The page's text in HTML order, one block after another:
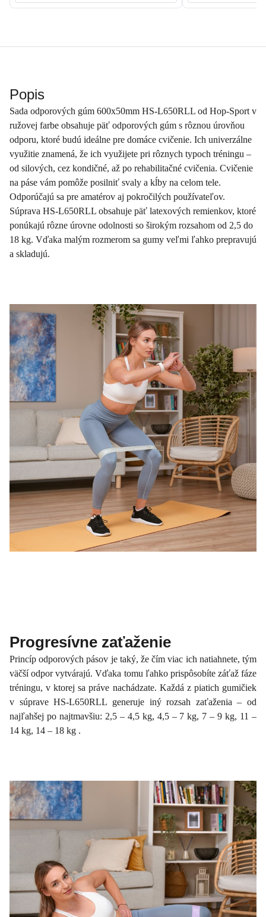
Popis
Sada odporových gúm 600x50mm HS-L650RLL od Hop-Sport v
ružovej farbe obsahuje päť odporových gúm s rôznou úrovňou
odporu, ktoré budú ideálne pre domáce cvičenie. Ich univerzálne
využitie znamená, že ich využijete pri rôznych typoch tréningu –
od silových, cez kondičné, až po rehabilitačné cvičenia. Cvičenie
na páse vám pomôže posilniť svaly a kĺby na celom tele.
Odporúčajú sa pre amatérov aj pokročilých používateľov.
Súprava HS-L650RLL obsahuje päť latexových remienkov, ktoré
ponúkajú rôzne úrovne odolnosti so širokým rozsahom od 2,5 do
18 kg. Vďaka malým rozmerom sa gumy veľmi ľahko prepravujú
a skladujú.
Progresívne zaťaženie
Princíp odporových pásov je taký, že čím viac ich natiahnete, tým
väčší odpor vytvárajú. Vďaka tomu ľahko prispôsobíte záťaž fáze
tréningu, v ktorej sa práve nachádzate. Každá z piatich gumičiek
v súprave HS-L650RLL generuje iný rozsah zaťaženia – od
najľahšej po najtmavšiu: 2,5 – 4,5 kg, 4,5 – 7 kg, 7 – 9 kg, 11 –
14 kg, 14 – 18 kg .